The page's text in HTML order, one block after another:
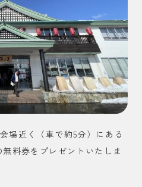
場近く（車で約5分）にある
料券をプレゼントいたしま